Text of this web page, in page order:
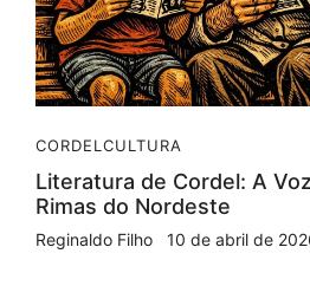
CORDEL CULTURA
Literatura de Cordel: A
Rimas do Nordeste
Reginaldo Filho 10 de abril de